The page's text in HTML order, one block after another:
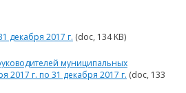
декабря 2017 г. (doc, 134 KB)
муниципальных
2017 г. по 31 декабря 2017 г. (doc, 133